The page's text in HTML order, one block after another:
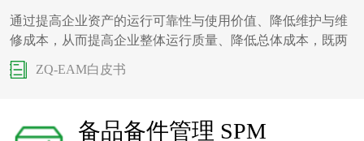
通过提高企业资产的运行可靠性与使用价值、降低维护与维
修成本，从而提高企业整体运行质量、降低总体成本，既两
个目标提高设备综合效率，降低设备全生命周期费用。
ZQ-EAM白皮书
备品备件管理 SPM